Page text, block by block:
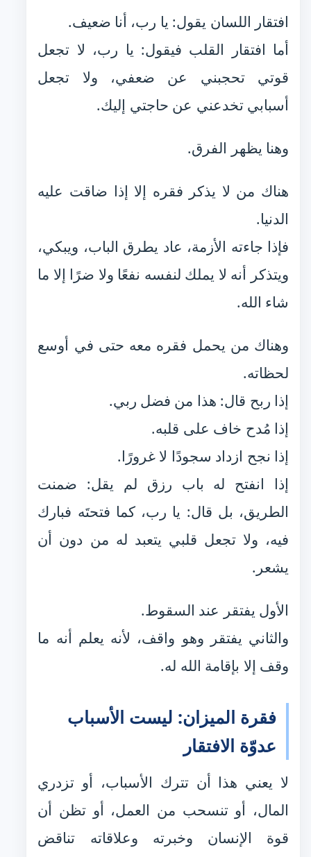
افتقار اللسان يقول: يا رب، أنا ضعيف.
أما افتقار القلب فيقول: يا رب، لا تجعل
قوتي تحجبني عن ضعفي، ولا تجعل
أسبابي تخدعني عن حاجتي إليك.
وهنا يظهر الفرق.
هناك من لا يذكر فقره إلا إذا ضاقت عليه
الدنيا.
فإذا جاءته الأزمة، عاد يطرق الباب، ويبكي،
ويتذكر أنه لا يملك لنفسه نفعًا ولا ضرًا إلا ما
شاء الله.
وهناك من يحمل فقره معه حتى في أوسع
لحظاته.
إذا ربح قال: هذا من فضل ربي.
إذا مُدح خاف على قلبه.
إذا نجح ازداد سجودًا لا غرورًا.
إذا انفتح له باب رزق لم يقل: ضمنت
الطريق، بل قال: يا رب، كما فتحتَه فبارك
فيه، ولا تجعل قلبي يتعبد له من دون أن
يشعر.
الأول يفتقر عند السقوط.
والثاني يفتقر وهو واقف، لأنه يعلم أنه ما
وقف إلا بإقامة الله له.
فقرة الميزان: ليست الأسباب
عدوّة الافتقار
لا يعني هذا أن تترك الأسباب، أو تزدري
المال، أو تنسحب من العمل، أو تظن أن
قوة الإنسان وخبرته وعلاقاته تناقض